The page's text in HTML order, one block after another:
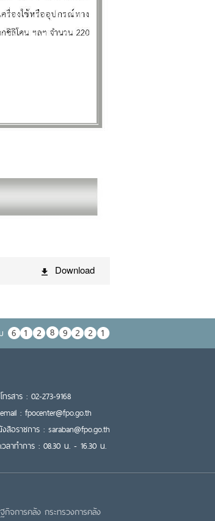
Download
โทรสาร : 02-273-9168
email : fpocenter@fpo.go.th
สือราชการ : saraban@fpo.go.th
เวลาทำการ : 08.30 น. - 16.30 น.
จการคลัง กระทรวงการคลัง